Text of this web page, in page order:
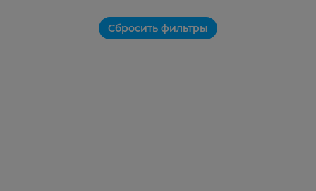
Сбросить фильтры